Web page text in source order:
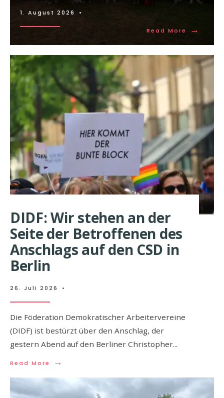
1. August 2026 •
Read More →
DIDF: Wir stehen an der
Seite der Betroffenen des
Anschlags auf den CSD in
Berlin
26. Juli 2026 •
Die Föderation Demokratischer Arbeitervereine
(DIDF) ist bestürzt über den Anschlag, der
gestern Abend auf den Berliner Christopher...
Read More →